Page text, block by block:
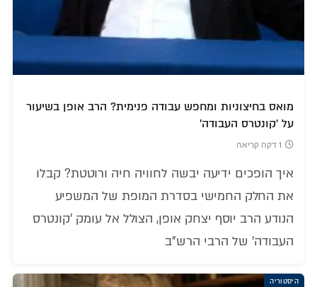
מואס בחיצוניות ומחפש עבודה פנימית? הרב אופן בשיעור
על 'קונטרס העבודה'
1 דקה קריאה
איך הופכים ידיעה יבשה לחוויה חיה ורוטטת? קבלו
את החלק החמישי בסדרת המופת של המשפיע
הנודע הרב יוסף יצחק אופן, הצולל אל עומק 'קונטרס
העבודה' של הרבי הרש"ב
היסטוריה